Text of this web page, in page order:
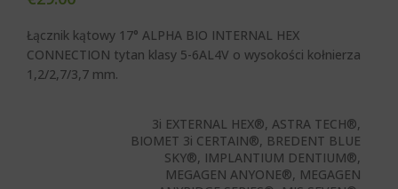
Łącznik kątowy 17° ALPHA BIO INTERNAL HEX
CONNECTION tytan klasy 5-6AL4V o wysokości kołnierza
1,2/2,7/3,7 mm.
3i EXTERNAL HEX®, ASTRA TECH®,
BIOMET 3i CERTAIN®, BREDENT BLUE
SKY®, IMPLANTIUM DENTIUM®,
MEGAGEN ANYONE®, MEGAGEN